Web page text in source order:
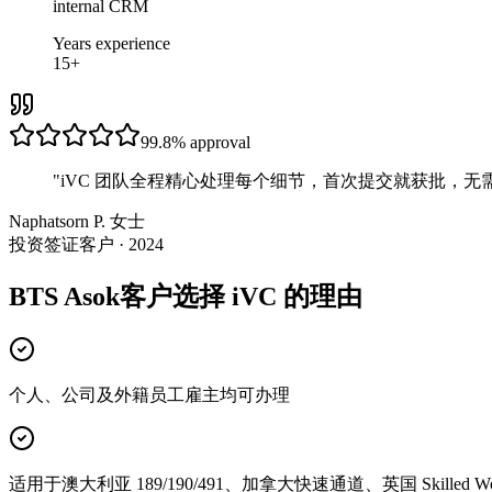
internal CRM
Years experience
15+
99.8% approval
"iVC 团队全程精心处理每个细节，首次提交就获批，无
Naphatsorn P. 女士
投资签证客户 · 2024
BTS Asok客户选择 iVC 的理由
个人、公司及外籍员工雇主均可办理
适用于澳大利亚 189/190/491、加拿大快速通道、英国 Skilled